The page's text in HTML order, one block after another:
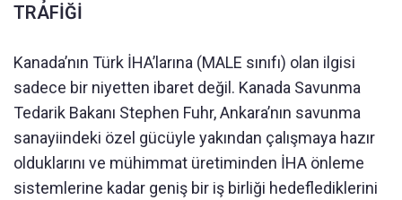
TRAFİĞİ
Kanada’nın Türk İHA’larına (MALE sınıfı) olan ilgisi
sadece bir niyetten ibaret değil. Kanada Savunma
Tedarik Bakanı Stephen Fuhr, Ankara’nın savunma
sanayiindeki özel gücüyle yakından çalışmaya hazır
olduklarını ve mühimmat üretiminden İHA önleme
sistemlerine kadar geniş bir iş birliği hedeflediklerini